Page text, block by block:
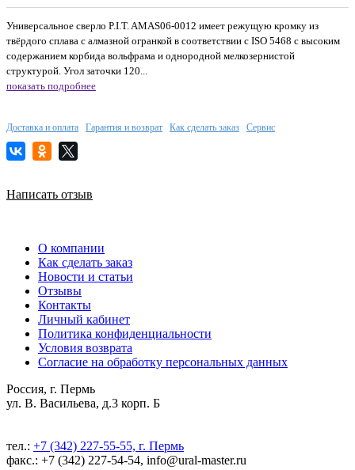
Универсальное сверло P.I.T. AMAS06-0012 имеет режущую кромку из
твёрдого сплава с алмазной огранкой в соответствии с ISO 5468 с высоким
содержанием корбида вольфрама и однородной мелкозернистой
структурой. Угол заточки 120...
показать подробнее
Доставка и оплата Гарантия и возврат Как сделать заказ Сервис
Написать отзыв
О компании
Как сделать заказ
Новости и статьи
Отзывы
Контакты
Личный кабинет
Политика конфиденциальности
Условия возврата
Согласие на обработку персональных данных
Россия, г. Пермь
ул. В. Васильева, д.3 корп. Б
тел.: +7 (342) 227-55-55, г. Пермь
факс.: +7 (342) 227-54-54, info@ural-master.ru